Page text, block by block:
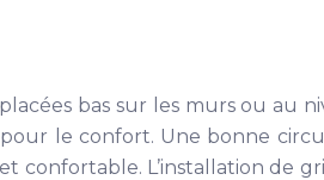
bas sur les murs ou au
le confort. Une bonne
L’installation de